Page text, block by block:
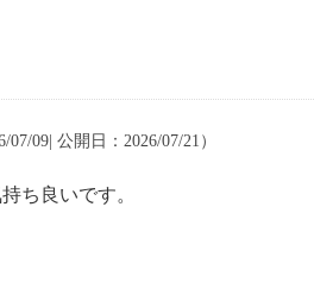
07/09| 公開日：2026/07/21）
ち良いです。